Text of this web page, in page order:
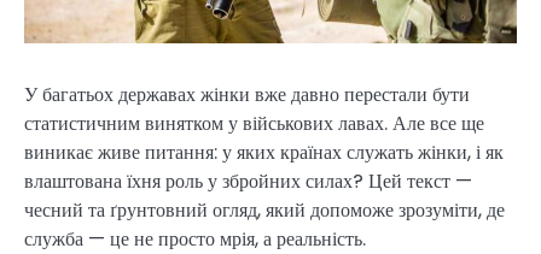
У багатьох державах жінки вже давно перестали бути
статистичним винятком у військових лавах. Але все ще
виникає живе питання: у яких країнах служать жінки, і як
влаштована їхня роль у збройних силах? Цей текст —
чесний та ґрунтовний огляд, який допоможе зрозуміти, де
служба — це не просто мрія, а реальність.